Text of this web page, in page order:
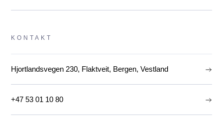
KONTAKT
Hjortlandsvegen 230, Flaktveit, Bergen, Vestland
+47 53 01 10 80